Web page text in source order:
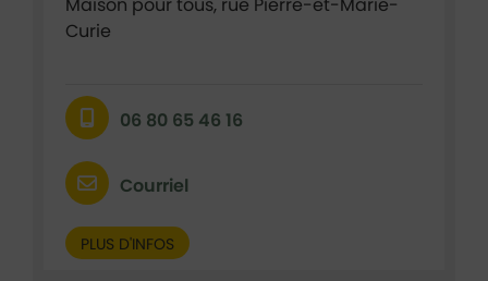
Maison pour tous, rue Pierre-et-Marie-
Curie
06 80 65 46 16
Courriel
PLUS D'INFOS